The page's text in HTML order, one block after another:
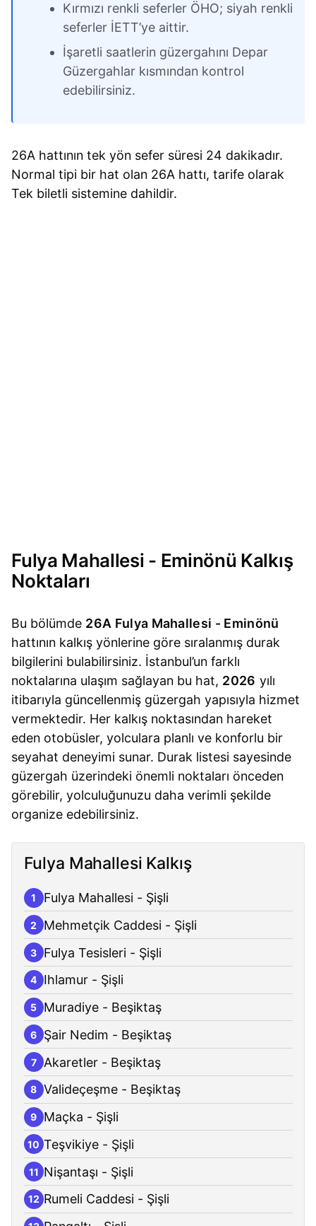
Kırmızı renkli seferler ÖHO; siyah renkli
seferler İETT’ye aittir.
İşaretli saatlerin güzergahını Depar
Güzergahlar kısmından kontrol
edebilirsiniz.
26A hattının tek yön sefer süresi 24 dakikadır.
Normal tipi bir hat olan 26A hattı, tarife olarak
Tek biletli sistemine dahildir.
Fulya Mahallesi - Eminönü Kalkış
Noktaları
Bu bölümde 26A Fulya Mahallesi - Eminönü
hattının kalkış yönlerine göre sıralanmış durak
bilgilerini bulabilirsiniz. İstanbul’un farklı
noktalarına ulaşım sağlayan bu hat, 2026 yılı
itibarıyla güncellenmiş güzergah yapısıyla hizmet
vermektedir. Her kalkış noktasından hareket
eden otobüsler, yolculara planlı ve konforlu bir
seyahat deneyimi sunar. Durak listesi sayesinde
güzergah üzerindeki önemli noktaları önceden
görebilir, yolculuğunuzu daha verimli şekilde
organize edebilirsiniz.
Fulya Mahallesi Kalkış
1 Fulya Mahallesi - Şişli
2 Mehmetçik Caddesi - Şişli
3 Fulya Tesisleri - Şişli
4 Ihlamur - Şişli
5 Muradiye - Beşiktaş
6 Şair Nedim - Beşiktaş
7 Akaretler - Beşiktaş
8 Valideçeşme - Beşiktaş
9 Maçka - Şişli
10 Teşvikiye - Şişli
11 Nişantaşı - Şişli
12 Rumeli Caddesi - Şişli